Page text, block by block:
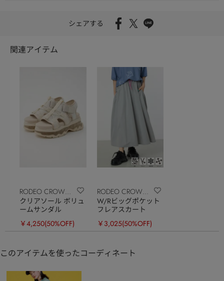
シェアする
関連アイテム
RODEO CROWNS
WIDE BOWL
クリアソール ボリュ
ームサンダル
￥4,250(50%OFF)
RODEO CROWNS
WIDE BOWL
W/Rビッグポケット
フレアスカート
￥3,025(50%OFF)
このアイテムを使ったコーディネート